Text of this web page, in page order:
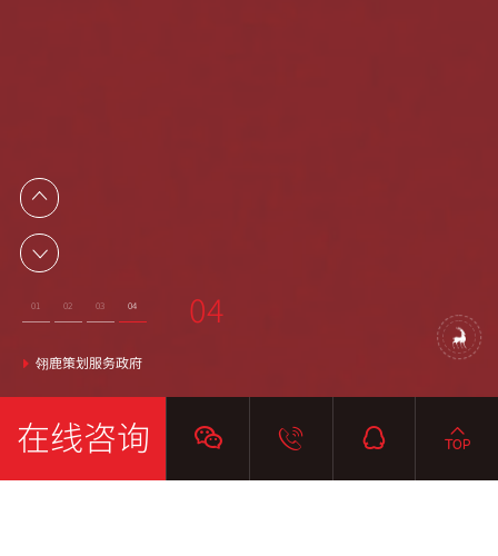
2025年会策划，我们翎鹿更专业， 欢迎来电咨询！
01
提供 活动策划 服务 周年庆 年会 乔迁 开业 等
02
活动策划优质服务商
03
翎鹿策划服务政府
04
01 02 03 04
在线咨询